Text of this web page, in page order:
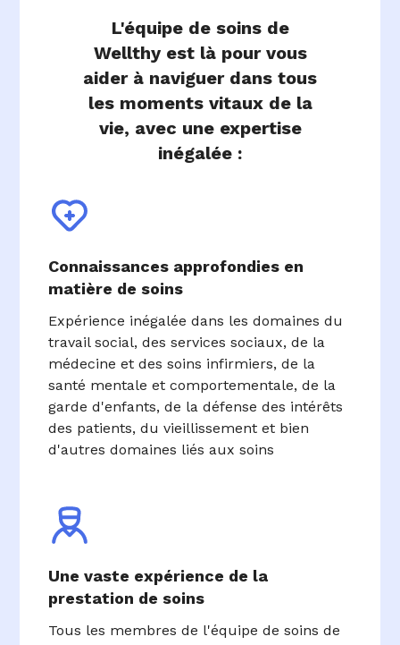
L'équipe de soins de
Wellthy est là pour vous
aider à naviguer dans tous
les moments vitaux de la
vie, avec une expertise
inégalée :
Connaissances approfondies en
matière de soins
Expérience inégalée dans les domaines du
travail social, des services sociaux, de la
médecine et des soins infirmiers, de la
santé mentale et comportementale, de la
garde d'enfants, de la défense des intérêts
des patients, du vieillissement et bien
d'autres domaines liés aux soins
Une vaste expérience de la
prestation de soins
Tous les membres de l'équipe de soins de